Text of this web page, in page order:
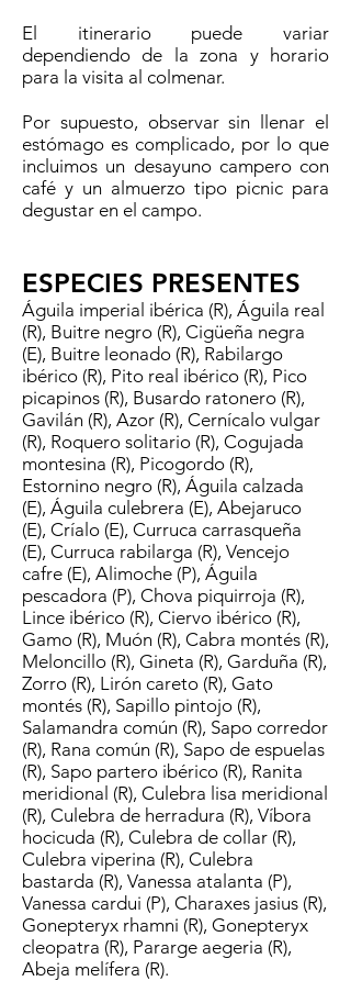
El itinerario puede variar
dependiendo de la zona y horario
para la visita al colmenar.
Por supuesto, observar sin llenar el
estómago es complicado, por lo que
incluimos un desayuno campero con
café y un almuerzo tipo picnic para
degustar en el campo.
ESPECIES PRESENTES
Águila imperial ibérica (R), Águila real
(R), Buitre negro (R), Cigüeña negra
(E), Buitre leonado (R), Rabilargo
ibérico (R), Pito real ibérico (R), Pico
picapinos (R), Busardo ratonero (R),
Gavilán (R), Azor (R), Cernícalo vulgar
(R), Roquero solitario (R), Cogujada
montesina (R), Picogordo (R),
Estornino negro (R), Águila calzada
(E), Águila culebrera (E), Abejaruco
(E), Críalo (E), Curruca carrasqueña
(E), Curruca rabilarga (R), Vencejo
cafre (E), Alimoche (P), Águila
pescadora (P), Chova piquirroja (R),
Lince ibérico (R), Ciervo ibérico (R),
Gamo (R), Muón (R), Cabra montés (R),
Meloncillo (R), Gineta (R), Garduña (R),
Zorro (R), Lirón careto (R), Gato
montés (R), Sapillo pintojo (R),
Salamandra común (R), Sapo corredor
(R), Rana común (R), Sapo de espuelas
(R), Sapo partero ibérico (R), Ranita
meridional (R), Culebra lisa meridional
(R), Culebra de herradura (R), Víbora
hocicuda (R), Culebra de collar (R),
Culebra viperina (R), Culebra
bastarda (R), Vanessa atalanta (P),
Vanessa cardui (P), Charaxes jasius (R),
Gonepteryx rhamni (R), Gonepteryx
cleopatra (R), Pararge aegeria (R),
Abeja melífera (R).